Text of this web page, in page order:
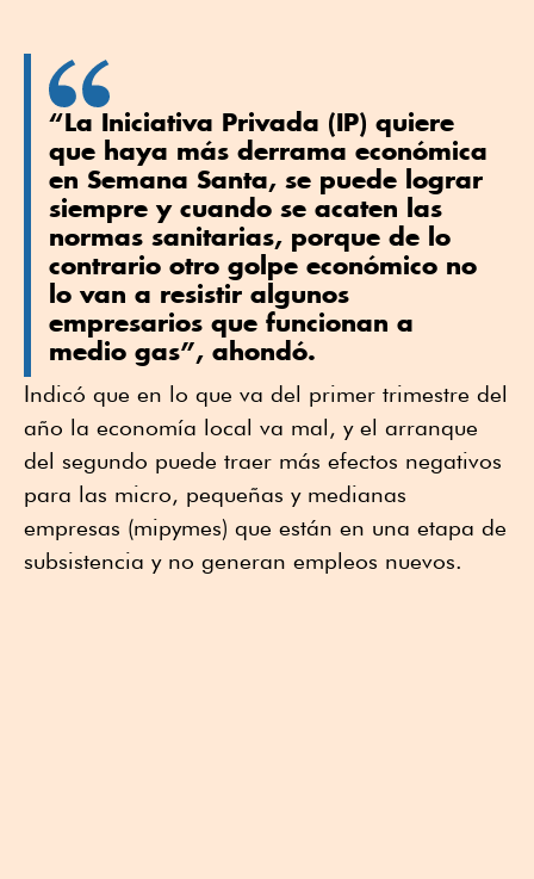
“La Iniciativa Privada (IP) quiere
que haya más derrama económica
en Semana Santa, se puede lograr
siempre y cuando se acaten las
normas sanitarias, porque de lo
contrario otro golpe económico no
lo van a resistir algunos
empresarios que funcionan a
medio gas”, ahondó.
Indicó que en lo que va del primer trimestre del
año la economía local va mal, y el arranque
del segundo puede traer más efectos negativos
para las micro, pequeñas y medianas
empresas (mipymes) que están en una etapa de
subsistencia y no generan empleos nuevos.